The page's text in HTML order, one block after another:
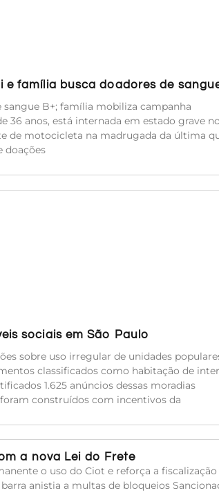
família busca doadores de
B+; família mobiliza campanha
36 anos, está internada em estado grave no
de motocicleta na madrugada da última
doações
sociais em São Paulo
sobre uso irregular de unidades
classificados como habitação de
1.625 anúncios dessas moradias
construídos com incentivos da
a nova Lei do Frete
o uso do Ciot e reforça a fiscalização
anistia a multas de bloqueios